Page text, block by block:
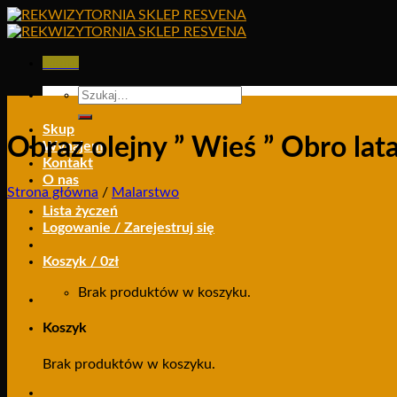
Skip
to
Szukaj:
Skup
Wynajem
Kontakt
O nas
Lista życzeń
Logowanie / Zarejestruj się
Koszyk / 0zł
Brak produktów w koszyku.
Koszyk
Brak produktów w koszyku.
Obraz olejny ” Wieś ” Obro
Strona główna / Malarstwo